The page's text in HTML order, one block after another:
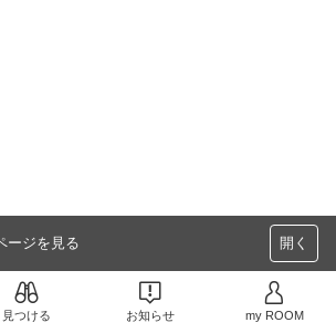
ージを見る 開く
見つける お知らせ my ROOM